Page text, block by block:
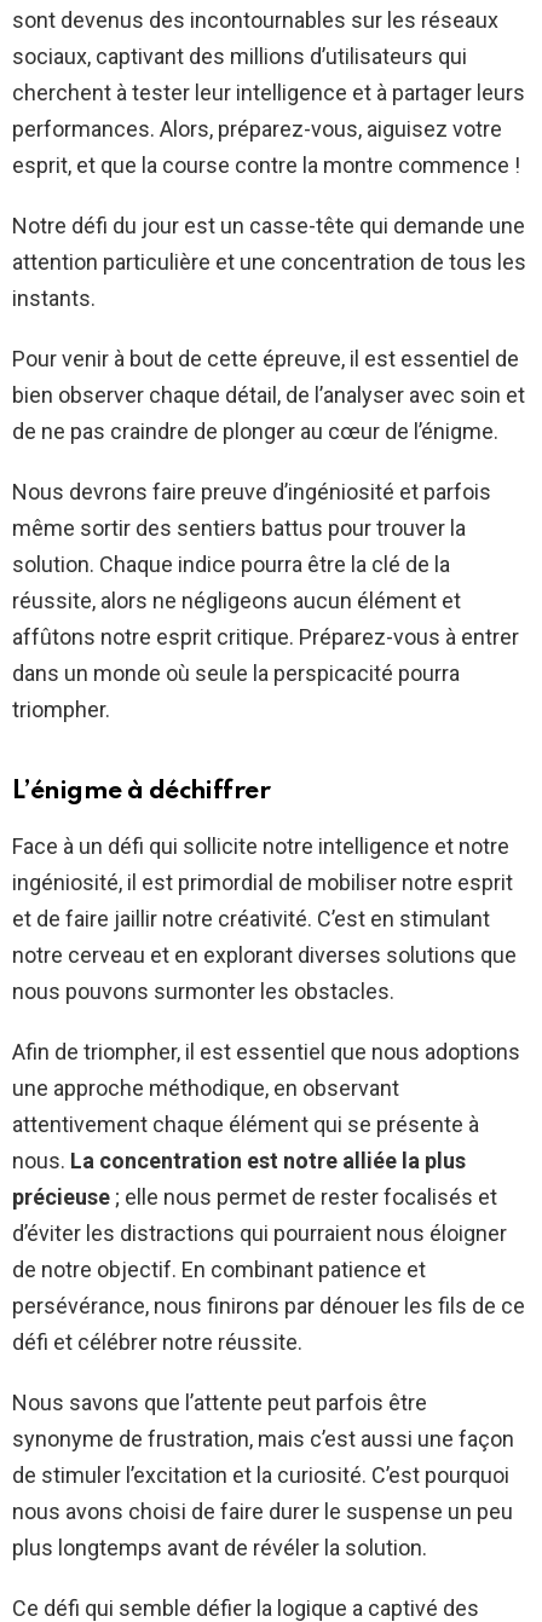
sont devenus des incontournables sur les réseaux
sociaux, captivant des millions d’utilisateurs qui
cherchent à tester leur intelligence et à partager leurs
performances. Alors, préparez-vous, aiguisez votre
esprit, et que la course contre la montre commence !
Notre défi du jour est un casse-tête qui demande une
attention particulière et une concentration de tous les
instants.
Pour venir à bout de cette épreuve, il est essentiel de
bien observer chaque détail, de l’analyser avec soin et
de ne pas craindre de plonger au cœur de l’énigme.
Nous devrons faire preuve d’ingéniosité et parfois
même sortir des sentiers battus pour trouver la
solution. Chaque indice pourra être la clé de la
réussite, alors ne négligeons aucun élément et
affûtons notre esprit critique. Préparez-vous à entrer
dans un monde où seule la perspicacité pourra
triompher.
L’énigme à déchiffrer
Face à un défi qui sollicite notre intelligence et notre
ingéniosité, il est primordial de mobiliser notre esprit
et de faire jaillir notre créativité. C’est en stimulant
notre cerveau et en explorant diverses solutions que
nous pouvons surmonter les obstacles.
Afin de triompher, il est essentiel que nous adoptions
une approche méthodique, en observant
attentivement chaque élément qui se présente à
nous. La concentration est notre alliée la plus
précieuse ; elle nous permet de rester focalisés et
d’éviter les distractions qui pourraient nous éloigner
de notre objectif. En combinant patience et
persévérance, nous finirons par dénouer les fils de ce
défi et célébrer notre réussite.
Nous savons que l’attente peut parfois être
synonyme de frustration, mais c’est aussi une façon
de stimuler l’excitation et la curiosité. C’est pourquoi
nous avons choisi de faire durer le suspense un peu
plus longtemps avant de révéler la solution.
Ce défi qui semble défier la logique a captivé des